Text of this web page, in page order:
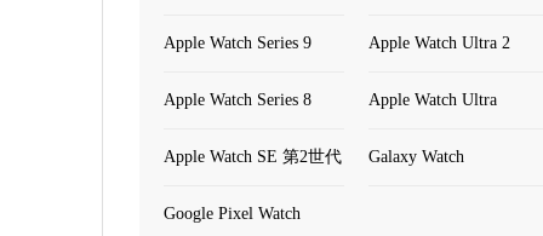
Apple Watch Series 9 Apple Watch Ultra 2
Apple Watch Series 8 Apple Watch Ultra
Apple Watch SE 第2世代 Galaxy Watch
Google Pixel Watch